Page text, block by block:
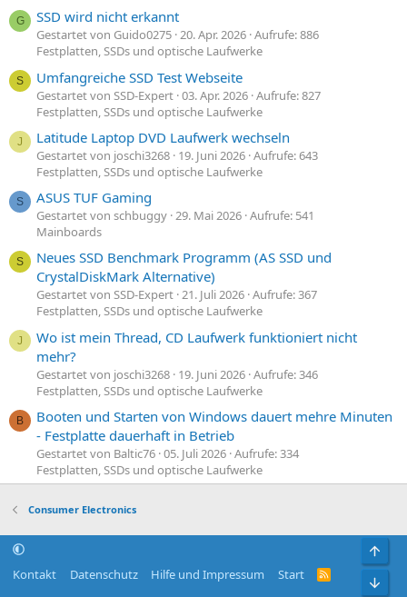
G SSD wird nicht erkannt
Gestartet von Guido0275 20. Apr. 2026 Aufrufe: 886
Festplatten, SSDs und optische Laufwerke
S Umfangreiche SSD Test Webseite
Gestartet von SSD-Expert 03. Apr. 2026 Aufrufe: 827
Festplatten, SSDs und optische Laufwerke
J Latitude Laptop DVD Laufwerk wechseln
Gestartet von joschi3268 19. Juni 2026 Aufrufe: 643
Festplatten, SSDs und optische Laufwerke
S ASUS TUF Gaming
Gestartet von schbuggy 29. Mai 2026 Aufrufe: 541
Mainboards
S
Neues SSD Benchmark Programm (AS SSD und
CrystalDiskMark Alternative)
Gestartet von SSD-Expert 21. Juli 2026 Aufrufe: 367
Festplatten, SSDs und optische Laufwerke
J
Wo ist mein Thread, CD Laufwerk funktioniert nicht
mehr?
Gestartet von joschi3268 19. Juni 2026 Aufrufe: 346
Festplatten, SSDs und optische Laufwerke
B
Booten und Starten von Windows dauert mehre Minuten
- Festplatte dauerhaft in Betrieb
Gestartet von Baltic76 05. Juli 2026 Aufrufe: 334
Festplatten, SSDs und optische Laufwerke
Consumer Electronics
Kontakt Datenschutz Hilfe und Impressum Start
R